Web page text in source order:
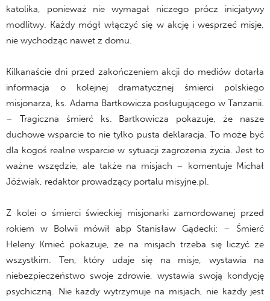
katolika, ponieważ nie wymagał niczego prócz inicjatywy
modlitwy. Każdy mógł włączyć się w akcję i wesprzeć misje,
nie wychodząc nawet z domu.
Kilkanaście dni przed zakończeniem akcji do mediów dotarła
informacja o kolejnej dramatycznej śmierci polskiego
misjonarza, ks. Adama Bartkowicza posługującego w Tanzanii.
– Tragiczna śmierć ks. Bartkowicza pokazuje, że nasze
duchowe wsparcie to nie tylko pusta deklaracja. To może być
dla kogoś realne wsparcie w sytuacji zagrożenia życia. Jest to
ważne wszędzie, ale także na misjach – komentuje Michał
Jóźwiak, redaktor prowadzący portalu misyjne.pl.
Z kolei o śmierci świeckiej misjonarki zamordowanej przed
rokiem w Bolwii mówił abp Stanisław Gądecki: – Śmierć
Heleny Kmieć pokazuje, że na misjach trzeba się liczyć ze
wszystkim. Ten, który udaje się na misje, wystawia na
niebezpieczeństwo swoje zdrowie, wystawia swoją kondycję
psychiczną. Nie każdy wytrzymuje na misjach, nie każdy jest